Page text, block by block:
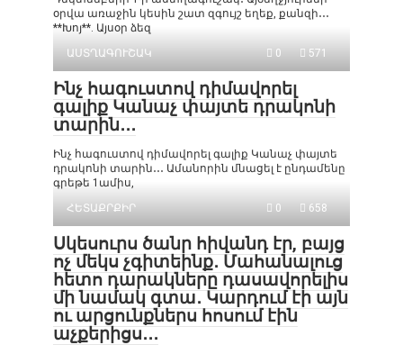
օրվա առաջին կեսին շատ զգույշ եղեք, քանզի․․․
**Խոյ**. Այսօր ձեզ
ԱՍՏՂԱԳՈՒՇԱԿ
0 571
Ինչ հագուստով դիմավորել
գալիք Կանաչ փայտե դրակոնի
տարին․․․
Ինչ հագուստով դիմավորել գալիք Կանաչ փայտե
դրակոնի տարին․․․ Ամանորին մնացել է ընդամենը
գրեթե 1ամիս,
ՀԵՏԱՔՐՔԻՐ
0 658
Սկեսուրս ծանր հիվանդ էր, բայց
ոչ մեկս չգիտեինք․ Մահանալուց
հետո դարակները դասավորելիս
մի նամակ գտա․ Կարդում էի այն
ու արցունքներս հոսում էին
աչքերիցս․․․